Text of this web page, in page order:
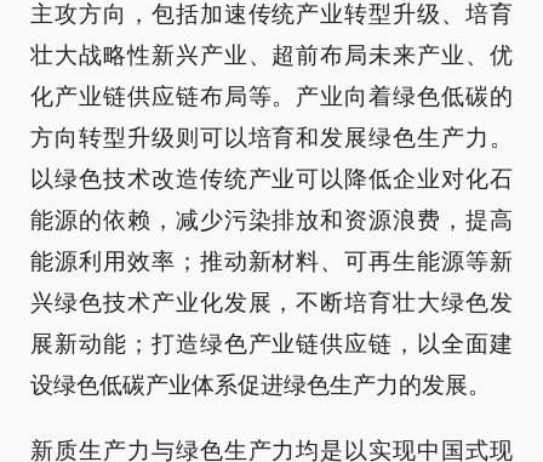
主攻方向，包括加速传统产业转型升级、培育
壮大战略性新兴产业、超前布局未来产业、优
化产业链供应链布局等。产业向着绿色低碳的
方向转型升级则可以培育和发展绿色生产力。
以绿色技术改造传统产业可以降低企业对化石
能源的依赖，减少污染排放和资源浪费，提高
能源利用效率；推动新材料、可再生能源等新
兴绿色技术产业化发展，不断培育壮大绿色发
展新动能；打造绿色产业链供应链，以全面建
设绿色低碳产业体系促进绿色生产力的发展。
新质生产力与绿色生产力均是以实现中国式现